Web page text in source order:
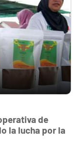
de
la lucha por la